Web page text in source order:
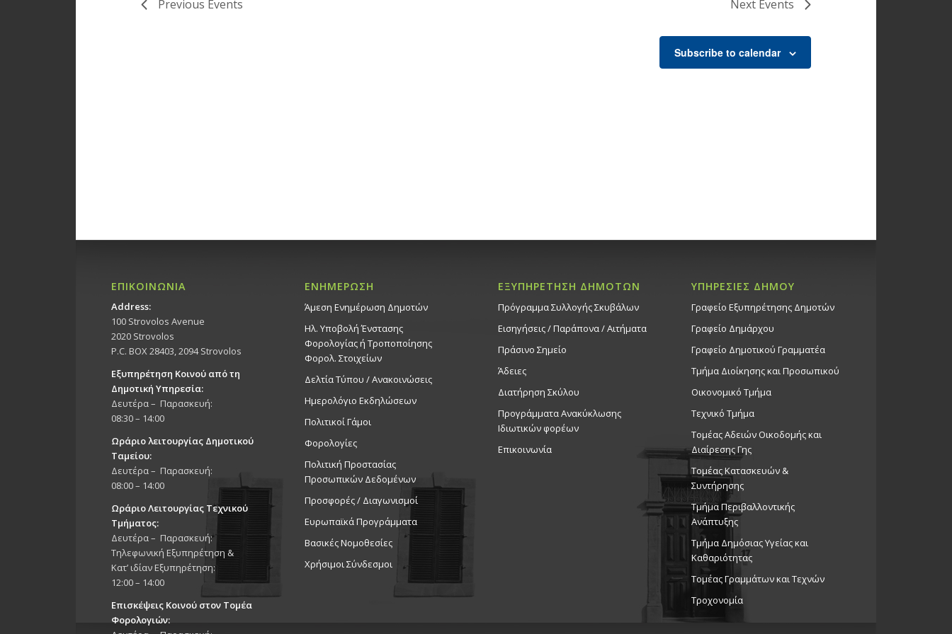
Previous Events Next Events
Subscribe to calendar
ΕΠΙΚΟΙΝΩΝΙΑ
Address:
100 Strovolos Avenue
2020 Strovolos
P.C. BOX 28403, 2094 Strovolos
Εξυπηρέτηση Κοινού από τη
Δημοτική Υπηρεσία:
Δευτέρα – Παρασκευή:
08:30 – 14:00
Ωράριο λειτουργίας Δημοτικού
Ταμείου:
Δευτέρα – Παρασκευή:
08:00 – 14:00
Ωράριο Λειτουργίας Τεχνικού
Τμήματος:
Δευτέρα – Παρασκευή:
Τηλεφωνική Εξυπηρέτηση &
Κατ’ ιδίαν Εξυπηρέτηση:
12:00 – 14:00
Επισκέψεις Κοινού στον Τομέα
Φορολογιών:
ΕΝΗΜΕΡΩΣΗ
Άμεση Ενημέρωση Δημοτών
Ηλ. Υποβολή Ένστασης
Φορολογίας ή Τροποποίησης
Φορολ. Στοιχείων
Δελτία Τύπου / Ανακοινώσεις
Ημερολόγιο Εκδηλώσεων
Πολιτικοί Γάμοι
Φορολογίες
Πολιτική Προστασίας
Προσωπικών Δεδομένων
Προσφορές / Διαγωνισμοί
Ευρωπαϊκά Προγράμματα
Βασικές Νομοθεσίες
Χρήσιμοι Σύνδεσμοι
ΕΞΥΠΗΡΕΤΗΣΗ ΔΗΜΟΤΩΝ
Πρόγραμμα Συλλογής Σκυβάλων
Εισηγήσεις / Παράπονα / Αιτήματα
Πράσινο Σημείο
Άδειες
Διατήρηση Σκύλου
Προγράμματα Ανακύκλωσης
Ιδιωτικών φορέων
Επικοινωνία
ΥΠΗΡΕΣΙΕΣ ΔΗΜΟΥ
Γραφείο Εξυπηρέτησης Δημοτών
Γραφείο Δημάρχου
Γραφείο Δημοτικού Γραμματέα
Τμήμα Διοίκησης και Προσωπικού
Οικονομικό Τμήμα
Τεχνικό Τμήμα
Τομέας Αδειών Οικοδομής και
Διαίρεσης Γης
Τομέας Κατασκευών &
Συντήρησης
Τμήμα Περιβαλλοντικής
Ανάπτυξης
Tμήμα Δημόσιας Υγείας και
Καθαριότητας
Τομέας Γραμμάτων και Τεχνών
Τροχονομία